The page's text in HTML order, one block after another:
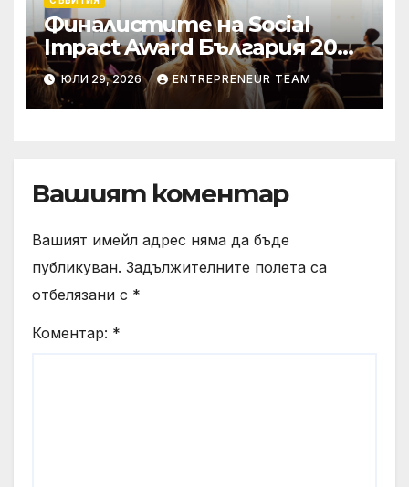
Финалистите на Social
Impact Award България 2026
са обявени
ЮЛИ 29, 2026 ENTREPRENEUR TEAM
Вашият коментар
Вашият имейл адрес няма да бъде
публикуван. Задължителните полета са
отбелязани с *
Коментар: *